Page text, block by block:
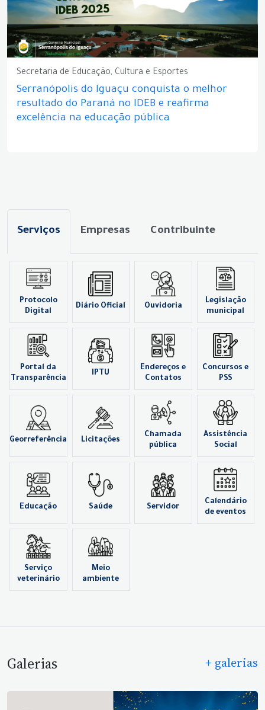
Secretaria de Educação, Cultura e Esportes
Serranópolis do Iguaçu conquista o melhor
resultado do Paraná no IDEB e reafirma
excelência na educação pública
Serviços Empresas Contribuinte
Protocolo
Digital
Diário Oficial Ouvidoria
Legislação
municipal
Portal da
Transparência
IPTU
Endereços e
Contatos
Concursos e
PSS
Georreferência Licitações
Chamada
pública
Assistência
Social
Educação Saúde Servidor
Calendário
de eventos
Serviço
veterinário
Meio
ambiente
Galerias + galerias